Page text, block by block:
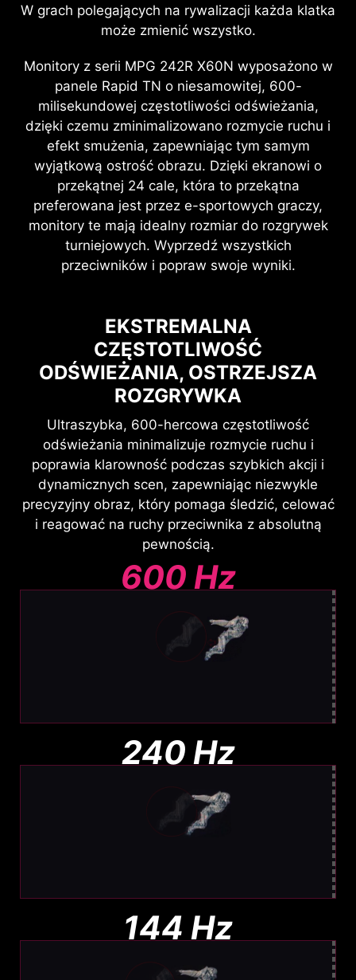
W grach polegających na rywalizacji każda klatka
może zmienić wszystko.
Monitory z serii MPG 242R X60N wyposażono w
panele Rapid TN o niesamowitej, 600-
milisekundowej częstotliwości odświeżania,
dzięki czemu zminimalizowano rozmycie ruchu i
efekt smużenia, zapewniając tym samym
wyjątkową ostrość obrazu. Dzięki ekranowi o
przekątnej 24 cale, która to przekątna
preferowana jest przez e-sportowych graczy,
monitory te mają idealny rozmiar do rozgrywek
turniejowych. Wyprzedź wszystkich
przeciwników i popraw swoje wyniki.
EKSTREMALNA
CZĘSTOTLIWOŚĆ
ODŚWIEŻANIA, OSTRZEJSZA
ROZGRYWKA
Ultraszybka, 600-hercowa częstotliwość
odświeżania minimalizuje rozmycie ruchu i
poprawia klarowność podczas szybkich akcji i
dynamicznych scen, zapewniając niezwykle
precyzyjny obraz, który pomaga śledzić, celować
i reagować na ruchy przeciwnika z absolutną
pewnością.
600 Hz
240 Hz
144 Hz